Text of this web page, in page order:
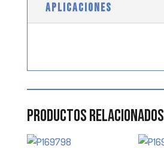
APLICACIONES
Productos relacionados